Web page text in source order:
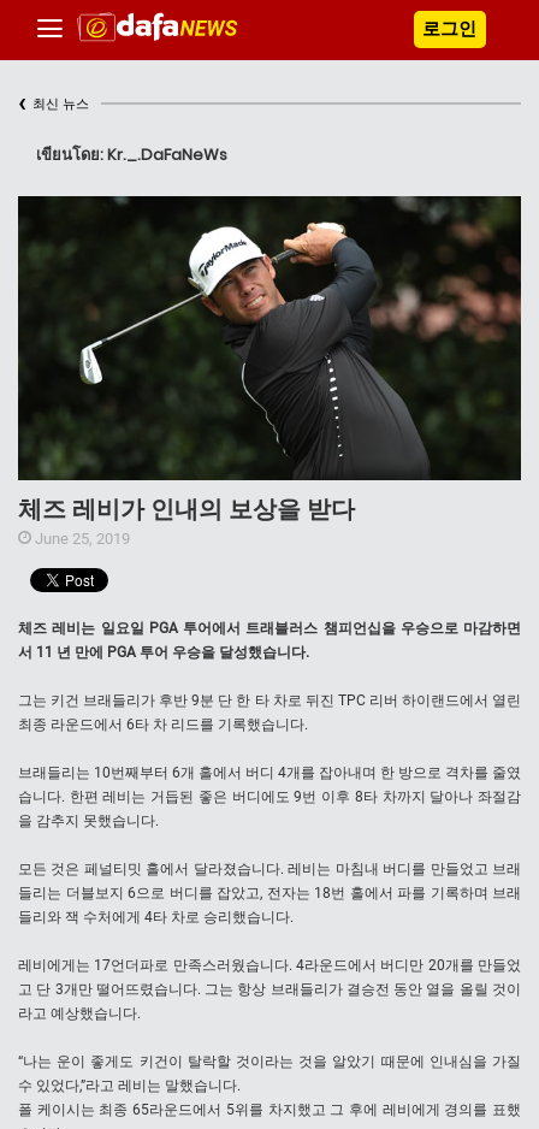
로그인
‹ 최신 뉴스
เขียนโดย: Kr._.DaFaNeWs
체즈 레비가 인내의 보상을 받다
June 25, 2019
체즈 레비는 일요일 PGA 투어에서 트래블러스 챔피언십을 우승으로 마감하면
서 11 년 만에 PGA 투어 우승을 달성했습니다.
그는 키건 브래들리가 후반 9분 단 한 타 차로 뒤진 TPC 리버 하이랜드에서 열린
최종 라운드에서 6타 차 리드를 기록했습니다.
브래들리는 10번째부터 6개 홀에서 버디 4개를 잡아내며 한 방으로 격차를 줄였
습니다. 한편 레비는 거듭된 좋은 버디에도 9번 이후 8타 차까지 달아나 좌절감
을 감추지 못했습니다.
모든 것은 페널티밋 홀에서 달라졌습니다. 레비는 마침내 버디를 만들었고 브래
들리는 더블보지 6으로 버디를 잡았고, 전자는 18번 홀에서 파를 기록하며 브래
들리와 잭 수처에게 4타 차로 승리했습니다.
레비에게는 17언더파로 만족스러웠습니다. 4라운드에서 버디만 20개를 만들었
고 단 3개만 떨어뜨렸습니다. 그는 항상 브래들리가 결승전 동안 열을 올릴 것이
라고 예상했습니다.
“나는 운이 좋게도 키건이 탈락할 것이라는 것을 알았기 때문에 인내심을 가질
수 있었다,”라고 레비는 말했습니다.
폴 케이시는 최종 65라운드에서 5위를 차지했고 그 후에 레비에게 경의를 표했